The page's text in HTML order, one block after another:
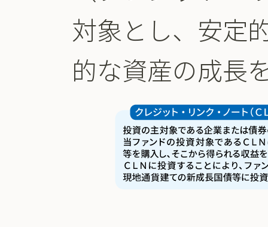
対象とし、安定
的な資産の成長